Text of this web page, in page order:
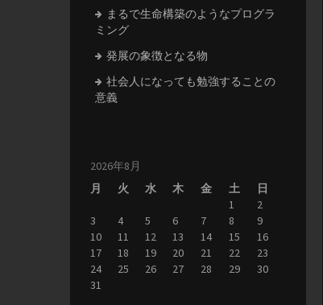
まるで生命構築のようなプログラ
ミング
発展の象徴となる物
社会人になっても勉強することの
意義
2026年8月
月
火 水 木 金 土
日
1
2
3
4 5 6 7 8
9
10
11 12 13 14 15
16
17
18 19 20 21 22
23
24
25 26 27 28 29
30
31